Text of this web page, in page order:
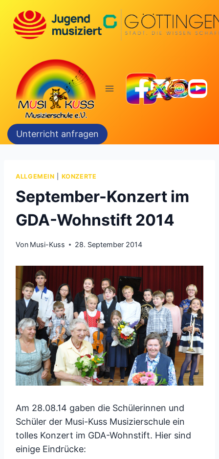
Inhalt
springen
Unterricht anfragen
ALLGEMEIN KONZERTE
September-Konzert im
GDA-Wohnstift 2014
Von Musi-Kuss 28. September 2014
Am 28.08.14 gaben die Schülerinnen und
Schüler der Musi-Kuss Musizierschule ein
tolles Konzert im GDA-Wohnstift. Hier sind
einige Eindrücke: